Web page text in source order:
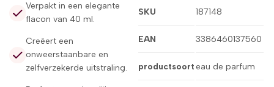
Verpakt in een elegante
flacon van 40 ml.
Creëert een
onweerstaanbare en
zelfverzekerde uitstraling.
SKU 187148
EAN 3386460137560
productsoort eau de parfum